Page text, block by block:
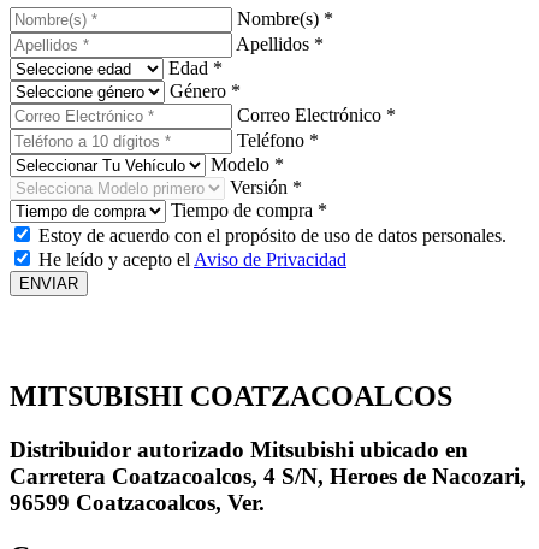
Nombre(s) *
Apellidos *
Edad *
Género *
Correo Electrónico *
Teléfono *
Modelo *
Versión *
Tiempo de compra *
Estoy de acuerdo con el propósito de uso de datos personales.
He leído y acepto el Aviso de Privacidad
MITSUBISHI COATZACOALCOS
Distribuidor autorizado Mitsubishi ubicado en
Carretera Coatzacoalcos, 4 S/N, Heroes de Nacozari,
96599 Coatzacoalcos, Ver.